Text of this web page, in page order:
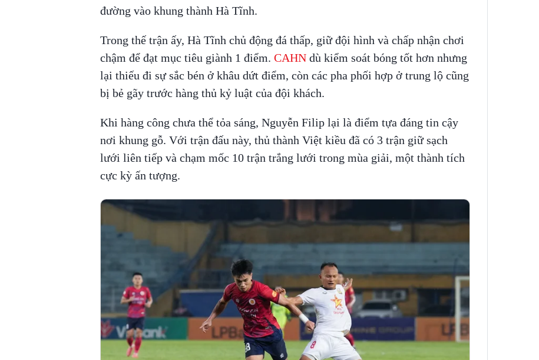
đường vào khung thành Hà Tĩnh.
Trong thế trận ấy, Hà Tĩnh chủ động đá thấp, giữ đội hình và chấp nhận chơi
chậm để đạt mục tiêu giành 1 điểm. CAHNdù kiểm soát bóng tốt hơn nhưng
lại thiếu đi sự sắc bén ở khâu dứt điểm, còn các pha phối hợp ở trung lộ cũng
bị bẻ gãy trước hàng thủ kỷ luật của đội khách.
Khi hàng công chưa thể tỏa sáng, Nguyễn Filip lại là điểm tựa đáng tin cậy
nơi khung gỗ. Với trận đấu này, thủ thành Việt kiều đã có 3 trận giữ sạch
lưới liên tiếp và chạm mốc 10 trận trắng lưới trong mùa giải, một thành tích
cực kỳ ấn tượng.